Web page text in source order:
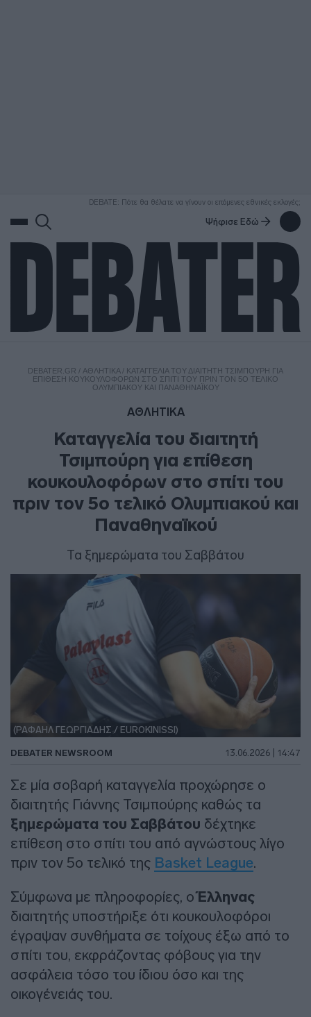
DEBATE: Πότε θα θέλατε να γίνουν οι επόμενες εθνικές εκλογές;
Ψήφισε Εδώ
DEBATER.GR / ΑΘΛΗΤΙΚΑ/ ΚΑΤΑΓΓΕΛΊΑ ΤΟΥ ΔΙΑΙΤΗΤΉ ΤΣΙΜΠΟΎΡΗ ΓΙΑ
ΕΠΊΘΕΣΗ ΚΟΥΚΟΥΛΟΦΌΡΩΝ ΣΤΟ ΣΠΊΤΙ ΤΟΥ ΠΡΙΝ ΤΟΝ 5Ο ΤΕΛΙΚΌ
ΟΛΥΜΠΙΑΚΟΎ ΚΑΙ ΠΑΝΑΘΗΝΑΪΚΟΎ
ΑΘΛΗΤΙΚΑ
Καταγγελία του διαιτητή
Τσιμπούρη για επίθεση
κουκουλοφόρων στο σπίτι του
πριν τον 5ο τελικό Ολυμπιακού και
Παναθηναϊκού
Τα ξημερώματα του Σαββάτου
(ΡΑΦΑΗΛ ΓΕΩΡΓΙΑΔΗΣ / EUROKINISSI)
DEBATER NEWSROOM 13.06.2026 | 14:47
Σε μία σοβαρή καταγγελία προχώρησε ο
διαιτητής Γιάννης Τσιμπούρης καθώς τα
ξημερώματα του Σαββάτου δέχτηκε
επίθεση στο σπίτι του από αγνώστους λίγο
πριν τον 5ο τελικό της Basket League.
Σύμφωνα με πληροφορίες, οΈλληνας
διαιτητής υποστήριξε ότι κουκουλοφόροι
έγραψαν συνθήματα σε τοίχους έξω από το
σπίτι του, εκφράζοντας φόβους για την
ασφάλεια τόσο του ίδιου όσο και της
οικογένειάς του.